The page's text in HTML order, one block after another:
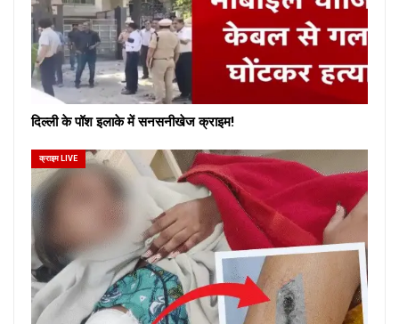
दिल्ली के पॉश इलाके में सनसनीखेज क्राइम!
क्राइम LIVE